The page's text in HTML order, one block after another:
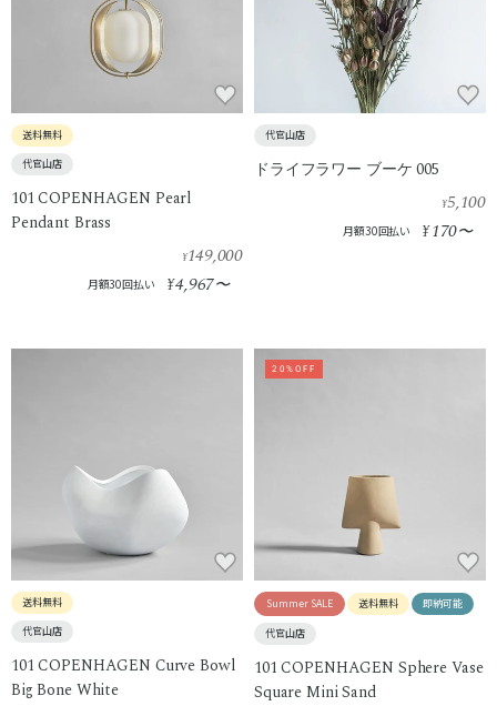
送料無料
代官山店
101 COPENHAGEN Pearl
Pendant Brass
¥149,000
月額30回払い ¥4,967〜
代官山店
ドライフラワー ブーケ 005
¥5,100
月額30回払い ¥170〜
送料無料
代官山店
101 COPENHAGEN Curve Bowl
Big Bone White
20%OFF
Summer SALE 送料無料 即納可能
代官山店
101 COPENHAGEN Sphere Vase
Square Mini Sand